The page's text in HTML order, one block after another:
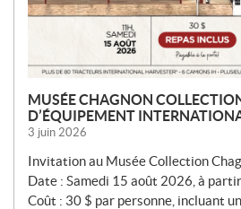
MUSÉE CHAGNON
D’ÉQUIPEMENT
3 juin 2026
Invitation au Musée Collection
Date : Samedi 15 août 2026, à
Coût : 30 $ par personne, incluant